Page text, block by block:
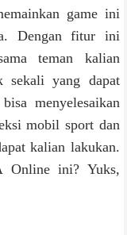
game ini
Dengan fitur ini
teman kalian
sekali yang dapat
menyelesaikan
mobil sport dan
kalian lakukan.
Online ini? Yuks,